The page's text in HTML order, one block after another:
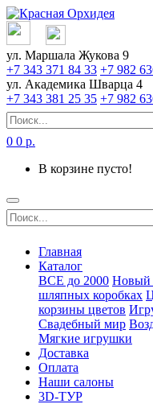
ул. Маршала Жукова 9
+7 343 371 84 33 +7 982
ул. Академика Шварца 4
+7 343 381 25 35 +7 982
0 0 р.
В корзине пусто!
Главная
Каталог
ВСЕ до 2000 Новый
шляпных коробках
корзины цветов
Свадебный мир
Мягкие игрушки
Доставка
Оплата
Наши салоны
3D-ТУР